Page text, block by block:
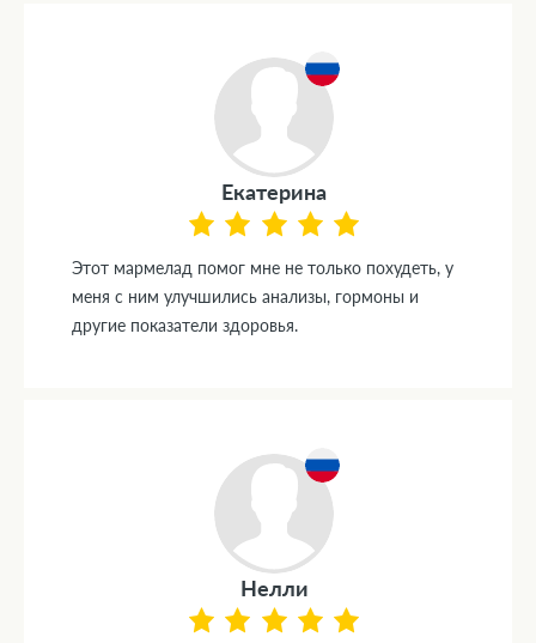
Екатерина
Этот мармелад помог мне не только похудеть, у
меня с ним улучшились анализы, гормоны и
другие показатели здоровья.
Нелли